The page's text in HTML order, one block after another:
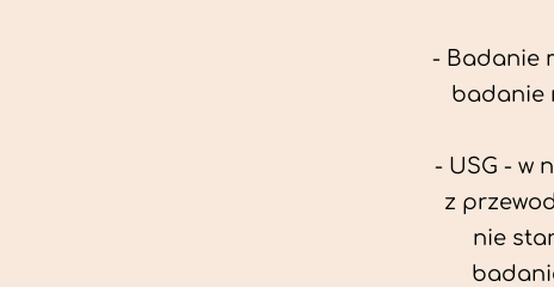
- Badanie
badanie
- USG - w
z
nie